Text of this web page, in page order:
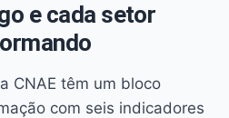
e cada setor
CNAE têm um bloco
com seis indicadores